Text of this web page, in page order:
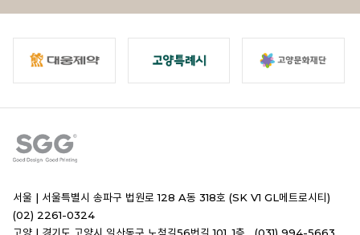
서울 | 서울특별시 송파구 법원로 128 A동 318호 (SK V1 GL메트로시티)
(02) 2261-0324